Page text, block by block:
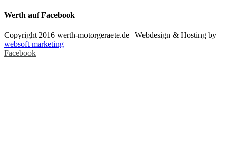
Werth auf Facebook
Copyright 2016 werth-motorgeraete.de | Webdesign & Hosting by
websoft marketing
Facebook